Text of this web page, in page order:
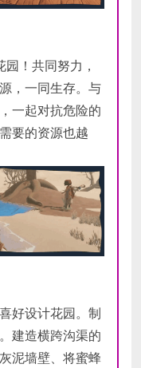
！共同努力，
，一同生存。与
一起对抗危险的
要的资源也越
好设计花园。制
建造横跨沟渠的
泥墙壁、将蜜蜂